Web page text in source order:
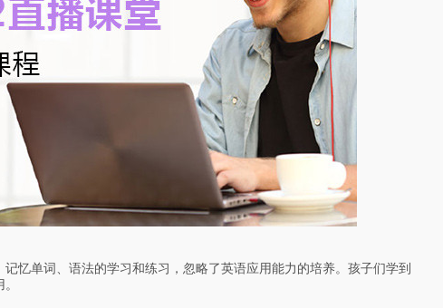
单词、语法的学习和练习，忽略了英语应用能力的培养。孩子们学到